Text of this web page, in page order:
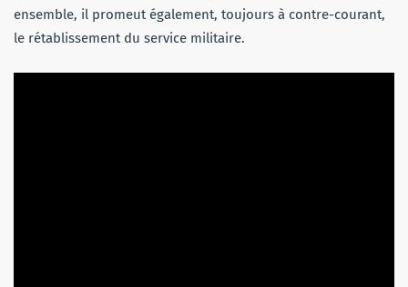
ensemble, il promeut également, toujours à contre-courant,
le rétablissement du service militaire.